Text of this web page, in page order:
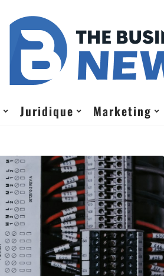
Juridique Marketing